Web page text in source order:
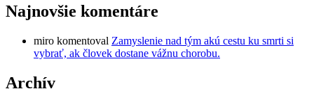
Najnovšie komentáre
miro komentoval Zamyslenie nad tým akú cestu ku smrti si
vybrať, ak človek dostane vážnu chorobu.
Archív